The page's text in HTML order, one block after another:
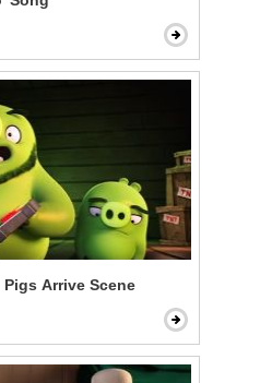
Arrive Scene